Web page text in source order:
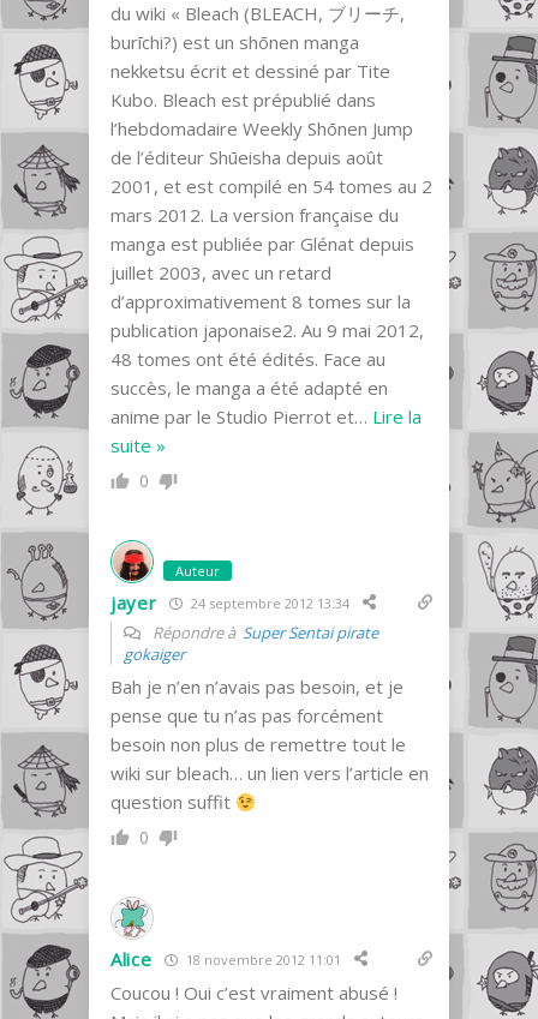
du wiki « Bleach (BLEACH, ブリーチ,
burīchi?) est un shōnen manga
nekketsu écrit et dessiné par Tite
Kubo. Bleach est prépublié dans
l’hebdomadaire Weekly Shōnen Jump
de l’éditeur Shūeisha depuis août
2001, et est compilé en 54 tomes au 2
mars 2012. La version française du
manga est publiée par Glénat depuis
juillet 2003, avec un retard
d’approximativement 8 tomes sur la
publication japonaise2. Au 9 mai 2012,
48 tomes ont été édités. Face au
succès, le manga a été adapté en
anime par le Studio Pierrot et… Lire la
suite »
0
Auteur
jayer 24 septembre 2012 13:34
Répondre à Super Sentai pirate
gokaiger
Bah je n’en n’avais pas besoin, et je
pense que tu n’as pas forcément
besoin non plus de remettre tout le
wiki sur bleach… un lien vers l’article en
question suffit
0
Alice 18 novembre 2012 11:01
Coucou ! Oui c’est vraiment abusé !